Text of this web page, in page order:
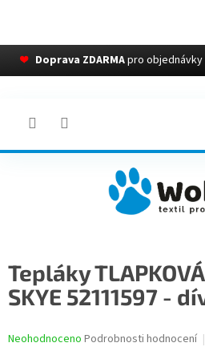
❤ Doprava ZDARMApro objednávky
Tepláky
SKYE 52111597 -
Průměrné
Neohodnoceno Podrobnosti hodnocení